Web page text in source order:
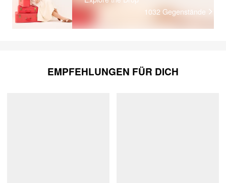
1032 Gegenstände
EMPFEHLUNGEN FÜR DICH